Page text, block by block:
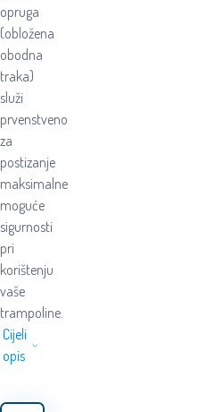
opruga
(obložena
obodna
traka)
služi
prvenstveno
za
postizanje
maksimalne
moguće
sigurnosti
pri
korištenju
vaše
trampoline.
Cijeli
opis